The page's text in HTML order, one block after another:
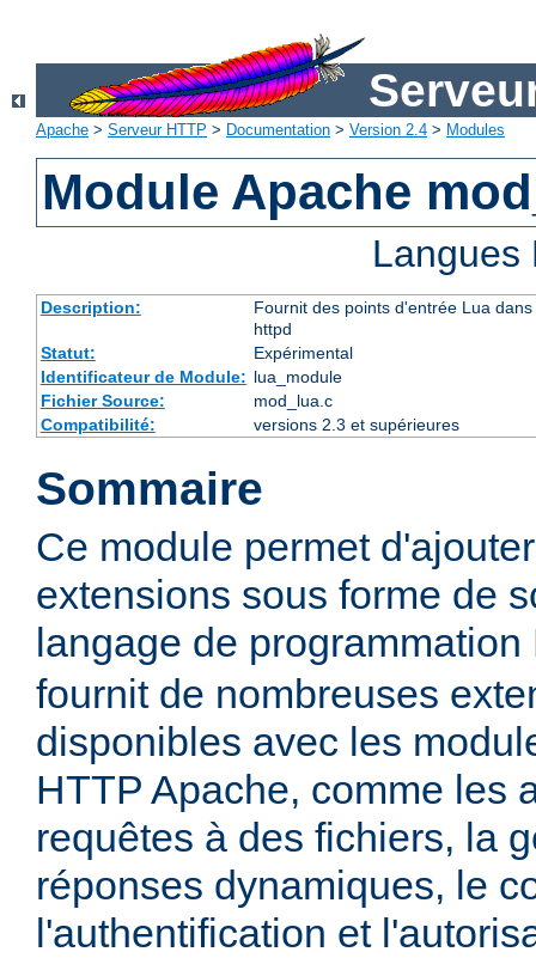
Apache > Serveur HTTP > Documentation > Version 2.4 > Modules
Module Apache
Description:
Fournit des points d'entrée Lua
httpd
Statut:
Expérimental
Identificateur de Module: lua_module
Fichier Source:
mod_lua.c
Compatibilité:
versions 2.3 et supérieures
Sommaire
Ce module permet
extensions sous forme de
langage de
fournit de nombreuses
disponibles avec les
HTTP Apache, comme les
requêtes à des fichiers, la
réponses dynamiques, le
l'authentification et